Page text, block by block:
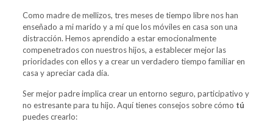
Como madre de mellizos, tres meses de tiempo libre nos han
enseñado a mi marido y a mí que los móviles en casa son una
distracción. Hemos aprendido a estar emocionalmente
compenetrados con nuestros hijos, a establecer mejor las
prioridades con ellos y a crear un verdadero tiempo familiar en
casa y apreciar cada día.
Ser mejor padre implica crear un entorno seguro, participativo y
no estresante para tu hijo. Aquí tienes consejos sobre cómo tú
puedes crearlo: